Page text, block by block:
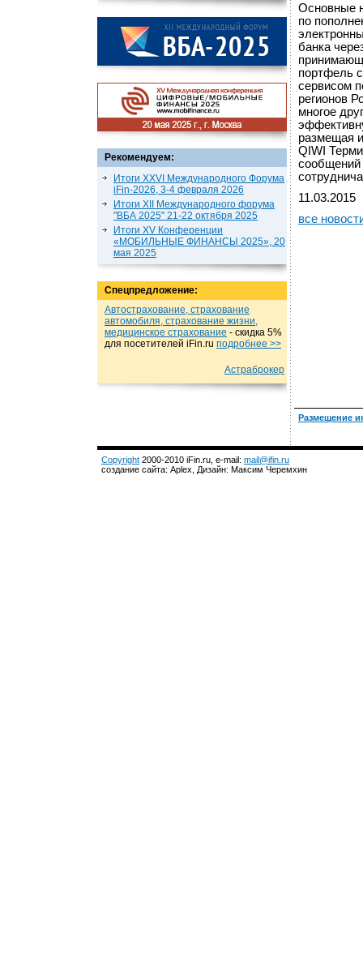
Рекомендуем:
Итоги XXVI Международного Форума
iFin-2026, 3-4 февраля 2026
Итоги XII Международного форума
"ВБА 2025" 21-22 октября 2025
Итоги XV Конференции
«МОБИЛЬНЫЕ ФИНАНСЫ 2025», 20
мая 2025
Спецпредложение:
Автострахование, страхование
автомобиля, страхование жизни,
медицинское страхование - cкидка 5%
для посетителей iFin.ru подробнеe >>
Астраброкер
Основные
по
банка
портфель
сервисом
регионов
многое
размещая
QIWI
сообщений
11.03.2015
все
Размещение
Copyright 2000-2010 iFin.ru, e-mail: mail@ifin.ru
создание сайта: Aplex, Дизайн: Максим Черемхин